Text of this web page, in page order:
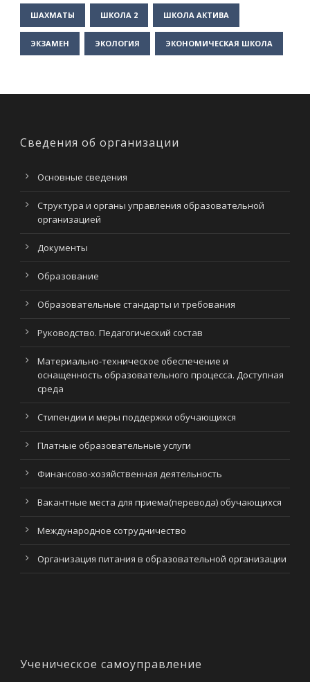
ШАХМАТЫ ШКОЛА 2 ШКОЛА АКТИВА
ЭКЗАМЕН ЭКОЛОГИЯ ЭКОНОМИЧЕСКАЯ ШКОЛА
Сведения об организации
Основные сведения
Структура и органы управления образовательной
организацией
Документы
Образование
Образовательные стандарты и требования
Руководство. Педагогический состав
Материально-техническое обеспечение и
оснащенность образовательного процесса. Доступная
среда
Стипендии и меры поддержки обучающихся
Платные образовательные услуги
Финансово-хозяйственная деятельность
Вакантные места для приема(перевода) обучающихся
Международное сотрудничество
Организация питания в образовательной организации
Ученическое самоуправление